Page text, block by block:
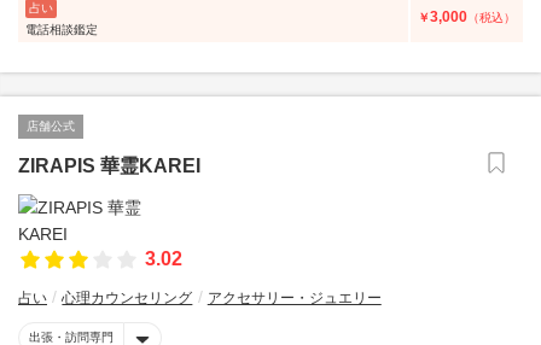
占い
電話相談鑑定
￥3,000 （税込）
店舗公式
ZIRAPIS 華霊KAREI
3.02
占い 心理カウンセリング アクセサリー・ジュエリー
出張・訪問専門